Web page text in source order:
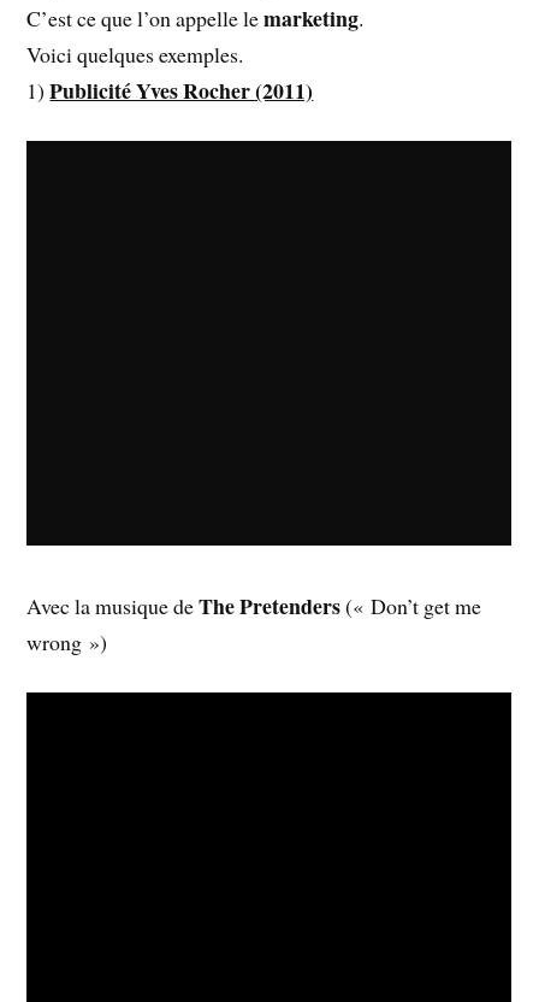
C’est ce que l’on appelle lemarketing.
Voici quelques exemples.
1)Publicité Yves Rocher (2011)
Avec la musique deThe Pretenders(« Don’t get me
wrong »)